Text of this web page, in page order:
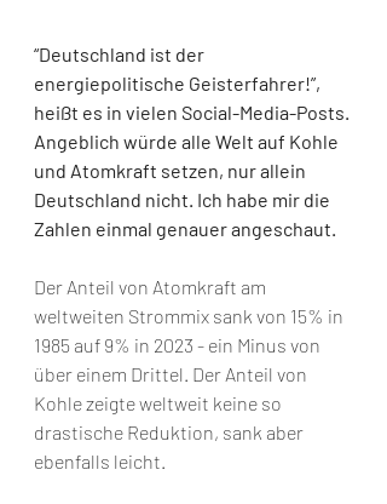
“Deutschland ist der
energiepolitische Geisterfahrer!”,
heißt es in vielen Social-Media-Posts.
Angeblich würde alle Welt auf Kohle
und Atomkraft setzen, nur allein
Deutschland nicht. Ich habe mir die
Zahlen einmal genauer angeschaut.
Der Anteil von Atomkraft am
weltweiten Strommix sank von 15% in
1985 auf 9% in 2023 - ein Minus von
über einem Drittel. Der Anteil von
Kohle zeigte weltweit keine so
drastische Reduktion, sank aber
ebenfalls leicht.